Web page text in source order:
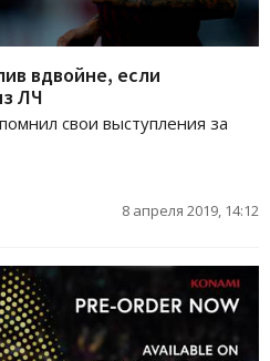
вдвойне, если
ЛЧ
свои выступления за
8 апреля 2019, 14:12